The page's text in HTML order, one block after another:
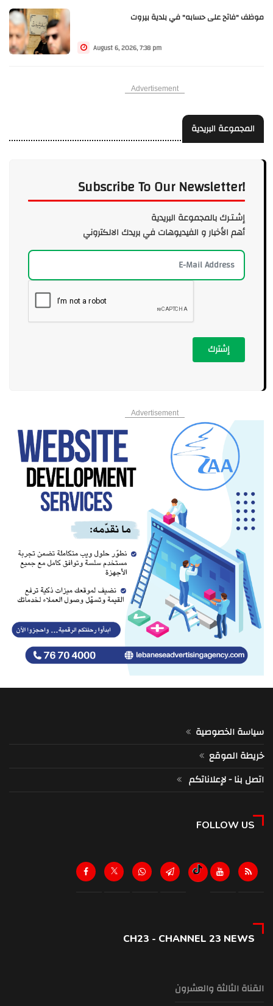
موظف "فاتح على حسابه" في بلدية بيروت
August 6, 2026, 7:38 pm
Advertisement
المجموعة البريدية
Subscribe To Our Newsletter!
إشـتـرك بالمجموعة البريدية
أهم الأخبار و الفيديوهات في بريدك الالكتروني
إشترك
Advertisement
سياسة الخصوصية
خريطة الموقع
اتصل بنا - لإعلاناتكم
FOLLOW US
CH23 - CHANNEL 23 NEWS
القناة الثالثة والعشرون